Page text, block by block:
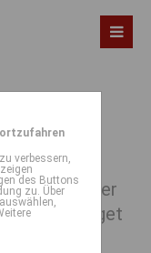
consectetuer
ligula eget
verbessern,
des Buttons
zu. Über